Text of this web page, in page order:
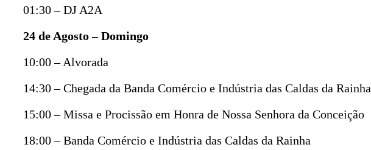
01:30 – DJ A2A
24 de Agosto – Domingo
10:00 – Alvorada
14:30 – Chegada da Banda Comércio e Indústria das Caldas da Rainha
15:00 – Missa e Procissão em Honra de Nossa Senhora da Conceição
18:00 – Banda Comércio e Indústria das Caldas da Rainha